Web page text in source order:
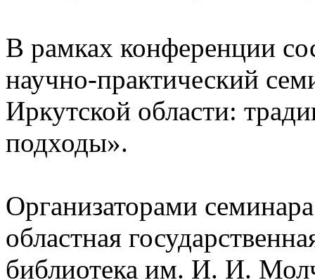
В рамках конференции
научно-практический
Иркутской области:
подходы».
Организаторами
областная
библиотека им. И. И.